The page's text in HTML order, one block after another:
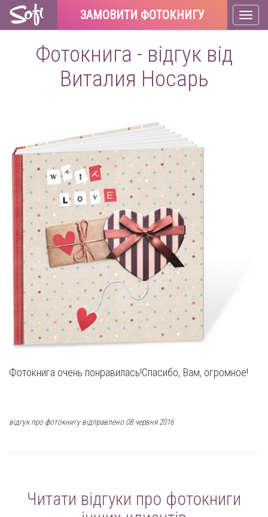
ЗАМОВИТИ ФОТОКНИГУ
Фотокнига - відгук від
Виталия Носарь
Фотокнига очень понравилась!Спасибо, Вам, огромное!
відгук про фотокнигу відправлено 08 червня 2016
Читати відгуки про фотокниги